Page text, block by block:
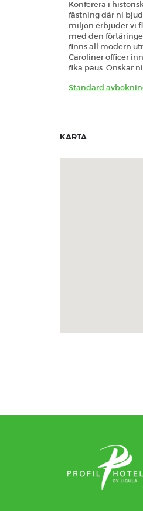
Konferera i
fästning där ni
miljön erbjuder vi
med den
finns all modern
Caroliner officer
fika paus. Önskar
Standard
KARTA